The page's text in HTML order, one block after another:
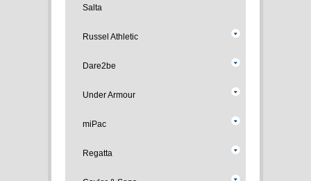
Salta
Russel Athletic
Dare2be
Under Armour
miPac
Regatta